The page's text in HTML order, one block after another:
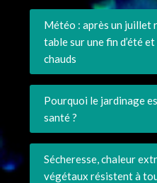
Météo : après un juillet
table sur une fin d’été
chauds
Pourquoi le jardinage
santé ?
Sécheresse, chaleur
végétaux résistent à